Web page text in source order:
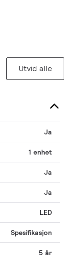
Utvid alle
Ja
1 enhet
Ja
Ja
LED
Spesifikasjon
5 år